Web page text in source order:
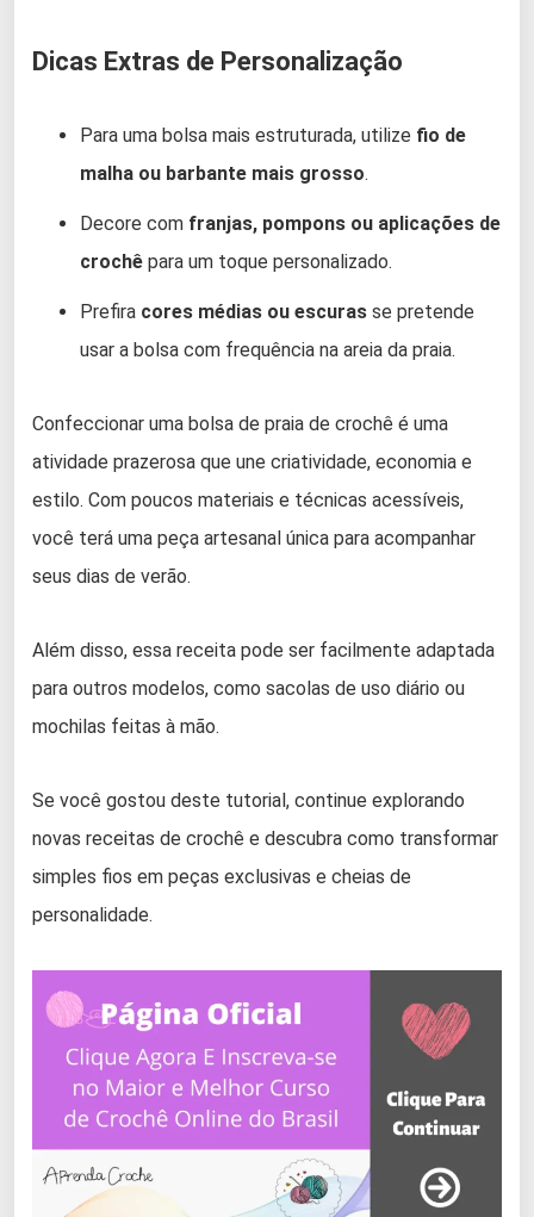
Dicas Extras de Personalização
Para uma bolsa mais estruturada, utilize fio de
malha ou barbante mais grosso.
Decore com franjas, pompons ou aplicações de
crochê para um toque personalizado.
Prefira cores médias ou escuras se pretende
usar a bolsa com frequência na areia da praia.
Confeccionar uma bolsa de praia de crochê é uma
atividade prazerosa que une criatividade, economia e
estilo. Com poucos materiais e técnicas acessíveis,
você terá uma peça artesanal única para acompanhar
seus dias de verão.
Além disso, essa receita pode ser facilmente adaptada
para outros modelos, como sacolas de uso diário ou
mochilas feitas à mão.
Se você gostou deste tutorial, continue explorando
novas receitas de crochê e descubra como transformar
simples fios em peças exclusivas e cheias de
personalidade.